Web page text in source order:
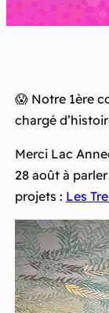
😱 Notre 1ère
chargé
Merci Lac
28 août à
projets : Les